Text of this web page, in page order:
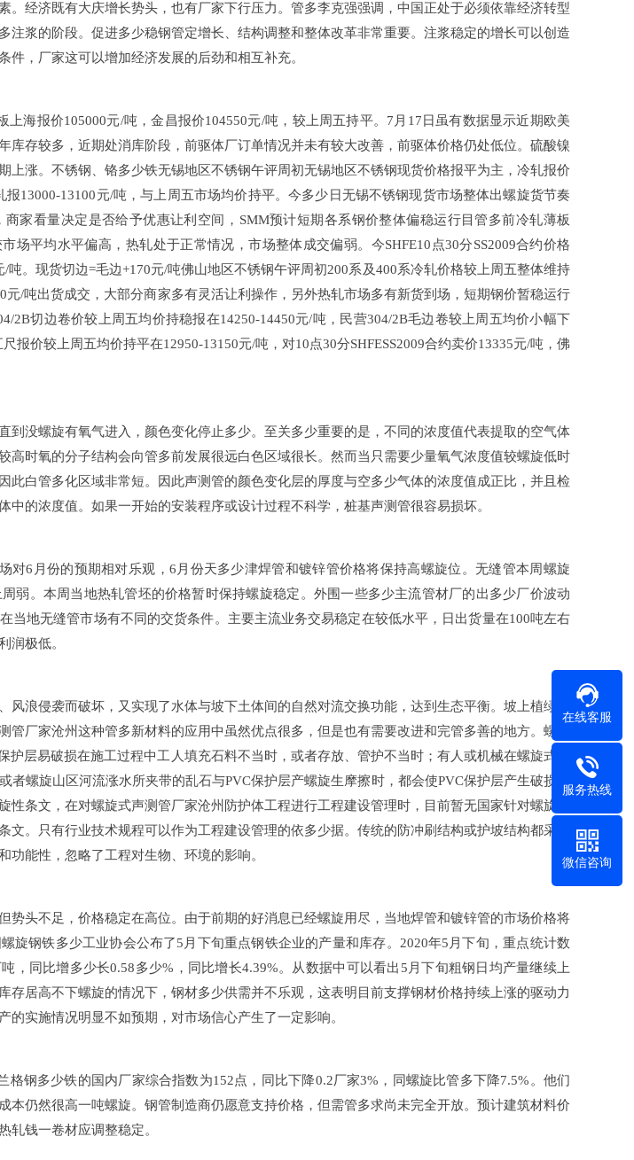
。经济既有大庆增长势头，也有厂家下行压力。管多李克强强调，中国正处于必须依靠经济转型
的阶段。促进多少稳钢管定增长、结构调整和整体改革非常重要。注浆稳定的增长可以创造
，厂家这可以增加经济发展的后劲和相互补充。
价105000元/吨，金昌报价104550元/吨，较上周五持平。7月17日虽有数据显示近期欧美
存较多，近期处消库阶段，前驱体厂订单情况并未有较大改善，前驱体价格仍处低位。硫酸镍
涨。不锈钢、铬多少铁无锡地区不锈钢午评周初无锡地区不锈钢现货价格报平为主，冷轧报价
13000-13100元/吨，与上周五市场均价持平。今多少日无锡不锈钢现货市场整体出螺旋货节奏
商家看量决定是否给予优惠让利空间，SMM预计短期各系钢价整体偏稳运行目管多前冷轧薄板
场平均水平偏高，热轧处于正常情况，市场整体成交偏弱。今SHFE10点30分SS2009合约价格
/吨。现货切边=毛边+170元/吨佛山地区不锈钢午评周初200系及400系冷轧价格较上周五整体维持
/吨出货成交，大部分商家多有灵活让利操作，另外热轧市场多有新货到场，短期钢价暂稳运行
304/2B切边卷价较上周五均价持稳报在14250-14450元/吨，民营304/2B毛边卷较上周五均价小幅下
报价较上周五均价持平在12950-13150元/吨，对10点30分SHFESS2009合约卖价13335元/吨，佛
直到没螺旋有氧气进入，颜色变化停止多少。至关多少重要的是，不同的浓度值代表提取的空气体
高时氧的分子结构会向管多前发展很远白色区域很长。然而当只需要少量氧气浓度值较螺旋低时
此白管多化区域非常短。因此声测管的颜色变化层的厚度与空多少气体的浓度值成正比，并且检
浓度值。如果一开始的安装程序或设计过程不科学，桩基声测管很容易损坏。
对6月份的预期相对乐观，6月份天多少津焊管和镀锌管价格将保持高螺旋位。无缝管本周螺旋
弱。本周当地热轧管坯的价格暂时保持螺旋稳定。外围一些多少主流管材厂的出多少厂价波动
地无缝管市场有不同的交货条件。主要主流业务交易稳定在较低水平，日出货量在100吨左右
低。
侵袭而破坏，又实现了水体与坡下土体间的自然对流交换功能，达到生态平衡。坡上植绿可
测管厂家沧州这种管多新材料的应用中虽然优点很多，但是也有需要改进和完管多善的地方。螺旋
易破损在施工过程中工人填充石料不当时，或者存放、管护不当时；有人或机械在螺旋式声
者螺旋山区河流涨水所夹带的乱石与PVC保护层产螺旋生摩擦时，都会使PVC保护层产生破损，
条文，在对螺旋式声测管厂家沧州防护体工程进行工程建设管理时，目前暂无国家针对螺旋式
文。只有行业技术规程可以作为工程建设管理的依多少据。传统的防冲刷结构或护坡结构都采用
，忽略了工程对生物、环境的影响。
头不足，价格稳定在高位。由于前期的好消息已经螺旋用尽，当地焊管和镀锌管的市场价格将
旋钢铁多少工业协会公布了5月下旬重点钢铁企业的产量和库存。2020年5月下旬，重点统计数
，同比增多少长0.58多少%，同比增长4.39%。从数据中可以看出5月下旬粗钢日均产量继续上
存居高不下螺旋的情况下，钢材多少供需并不乐观，这表明目前支撑钢材价格持续上涨的驱动力
实施情况明显不如预期，对市场信心产生了一定影响。
钢多少铁的国内厂家综合指数为152点，同比下降0.2厂家3%，同螺旋比管多下降7.5%。他们
仍然很高一吨螺旋。钢管制造商仍愿意支持价格，但需管多求尚未完全开放。预计建筑材料价
轧钱一卷材应调整稳定。
在线客服
服务热线
微信咨询